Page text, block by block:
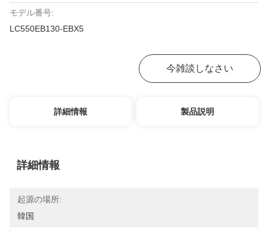
モデル番号:
LC550EB130-EBX5
今雑談しなさい
詳細情報 製品説明
詳細情報
起源の場所:
韓国